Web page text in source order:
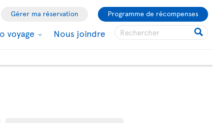
Gérer ma réservation Programme de récompenses
voyage Nous joindre